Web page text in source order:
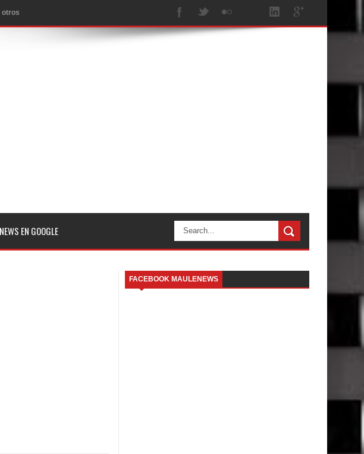
otros
con
coreana
su
del
EN GOOGLE
FACEBOOK MAULENEWS